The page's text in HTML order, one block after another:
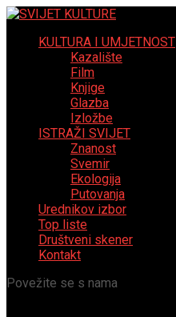
KULTURA I UMJETNOST
Kazalište
Film
Knjige
Glazba
Izložbe
ISTRAŽI SVIJET
Znanost
Svemir
Ekologija
Putovanja
Urednikov izbor
Top liste
Društveni skener
Kontakt
Povežite se s nama